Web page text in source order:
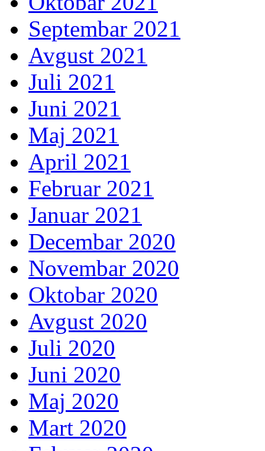
Septembar 2021
Avgust 2021
Juli 2021
Juni 2021
Maj 2021
April 2021
Februar 2021
Januar 2021
Decembar 2020
Novembar 2020
Oktobar 2020
Avgust 2020
Juli 2020
Juni 2020
Maj 2020
Mart 2020